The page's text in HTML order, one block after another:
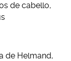
de cabello,
de Helmand,